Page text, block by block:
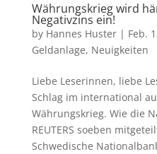
Währungskrieg wird
Negativzins ein!
by Hannes Huster| Feb.
Geldanlage, Neuigkeiten
Liebe Leserinnen, liebe
Schlag im international
Währungskrieg. Wie die
REUTERS soeben
Schwedische